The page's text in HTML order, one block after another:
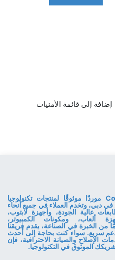
إضافة إلى قائمة الأمنيات
تُعَدّ 01 Computer Trading LLC موردًا موثوقًا لمنتجات تكنولوجيا
المعلومات، تأسست في عام 2001 في دبي، وتخدم العملاء في جميع أنحاء
عالية الجودة، وأجهزة لابتوب،
ألعاب، ومكونات الكمبيوتر،
مع أكثر من 25 عامًا من الخبرة في الصناعة، يقدم فريقنا
سريع. سواء كنت بحاجة إلى أحدث
الإصلاح والصيانة الاحترافية، فإن